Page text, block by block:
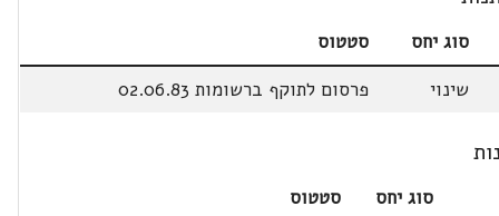
סוג יחס
סטטוס
שינוי
פרסום לתוקף ברשומות 02.06.83
סוג יחס סטטוס